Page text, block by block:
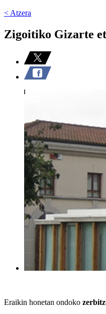
< Atzera
Zigoitiko Gizarte
Eraikin honetan ondoko